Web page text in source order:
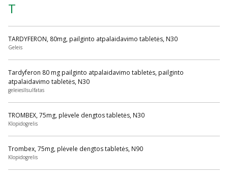
T
TARDYFERON, 80mg, pailginto atpalaidavimo tabletės, N30
Geleis
Tardyferon 80 mg pailginto atpalaidavimo tabletės, pailginto
atpalaidavimo tabletės, N30
geleiesIIsulfatas
TROMBEX, 75mg, plėvele dengtos tabletės, N30
Klopidogrelis
Trombex, 75mg, plėvele dengtos tabletės, N90
Klopidogrelis